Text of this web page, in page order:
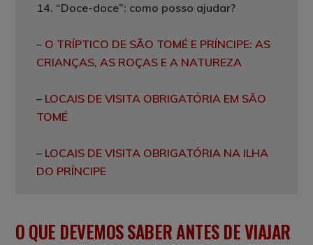
14. “Doce-doce”: como posso ajudar?
– O TRÍPTICO DE SÃO TOMÉ E PRÍNCIPE: AS
CRIANÇAS, AS ROÇAS E A NATUREZA
– LOCAIS DE VISITA OBRIGATÓRIA EM SÃO
TOMÉ
– LOCAIS DE VISITA OBRIGATÓRIA NA ILHA
DO PRÍNCIPE
O QUE DEVEMOS SABER ANTES DE VIAJAR